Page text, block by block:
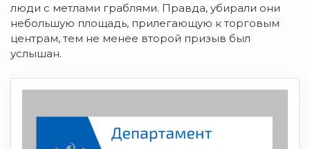
люди с метлами граблями. Правда, убирали они
небольшую площадь, прилегающую к торговым
центрам, тем не менее второй призыв был
услышан.